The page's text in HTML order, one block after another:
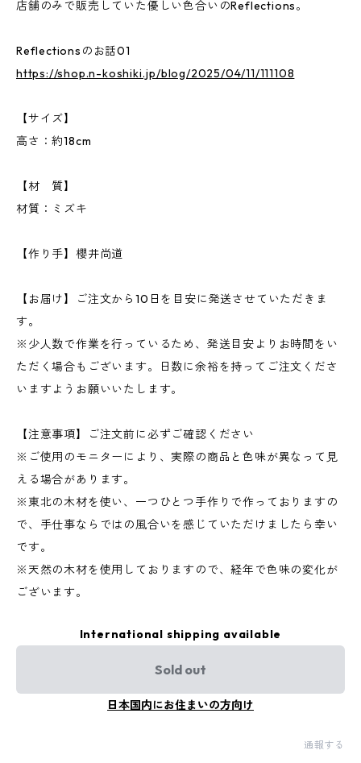
店舗のみで販売していた優しい色合いのReflections。
Reflectionsのお話01
https://shop.n-koshiki.jp/blog/2025/04/11/111108
【サイズ】
高さ：約18cm
【材 質】
材質：ミズキ
【作り手】櫻井尚道
【お届け】ご注文から10日を目安に発送させていただきま
す。
※少人数で作業を行っているため、発送目安よりお時間をい
ただく場合もございます。日数に余裕を持ってご注文くださ
いますようお願いいたします。
【注意事項】ご注文前に必ずご確認ください
※ご使用のモニターにより、実際の商品と色味が異なって見
える場合があります。
※東北の木材を使い、一つひとつ手作りで作っておりますの
で、手仕事ならではの風合いを感じていただけましたら幸い
です。
※天然の木材を使用しておりますので、経年で色味の変化が
ございます。
International shipping available
Sold out
日本国内にお住まいの方向け
通報する